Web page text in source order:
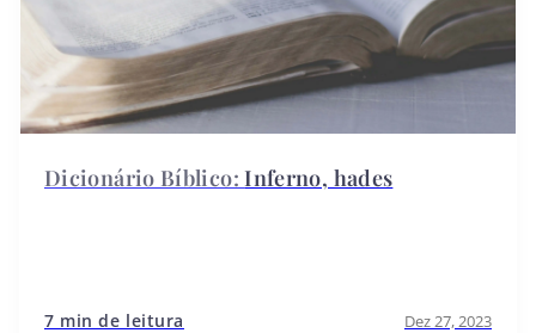
Inferno, hades
7 min de leitura Dez 27, 2023